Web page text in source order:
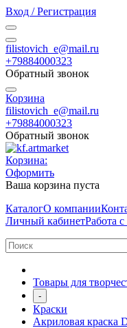
Вход / Регистрация
filistovich_e@mail.ru
+79884000323
Обратный звонок
Корзина
filistovich_e@mail.ru
+79884000323
Обратный звонок
Корзина:
Оформить
Ваша корзина пуста
КаталогО компании
Личный кабинетРабота
Товары для
-
Краски
Акриловая краска